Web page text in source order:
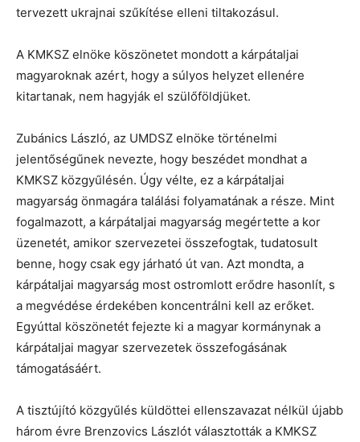
tervezett ukrajnai szűkítése elleni tiltakozásul.
A KMKSZ elnöke köszönetet mondott a kárpátaljai
magyaroknak azért, hogy a súlyos helyzet ellenére
kitartanak, nem hagyják el szülőföldjüket.
Zubánics László, az UMDSZ elnöke történelmi
jelentőségűnek nevezte, hogy beszédet mondhat a
KMKSZ közgyűlésén. Úgy vélte, ez a kárpátaljai
magyarság önmagára találási folyamatának a része. Mint
fogalmazott, a kárpátaljai magyarság megértette a kor
üzenetét, amikor szervezetei összefogtak, tudatosult
benne, hogy csak egy járható út van. Azt mondta, a
kárpátaljai magyarság most ostromlott erődre hasonlít, s
a megvédése érdekében koncentrálni kell az erőket.
Egyúttal köszönetét fejezte ki a magyar kormánynak a
kárpátaljai magyar szervezetek összefogásának
támogatásáért.
A tisztújító közgyűlés küldöttei ellenszavazat nélkül újabb
három évre Brenzovics Lászlót választották a KMKSZ